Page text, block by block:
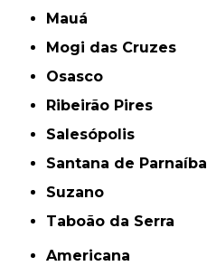
Mauá
Mogi das Cruzes
Osasco
Ribeirão Pires
Salesópolis
Santana de Parnaíba
Suzano
Taboão da Serra
Americana